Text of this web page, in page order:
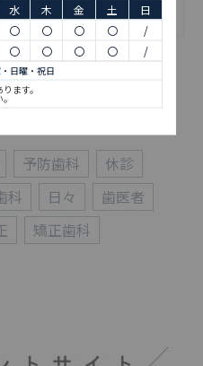
予防歯科
休診
科 日々
歯医者
矯正歯科
水 木 金 土
日
〇 〇 〇 〇
/
〇 〇 〇 〇 /
日曜・祝日
ます。